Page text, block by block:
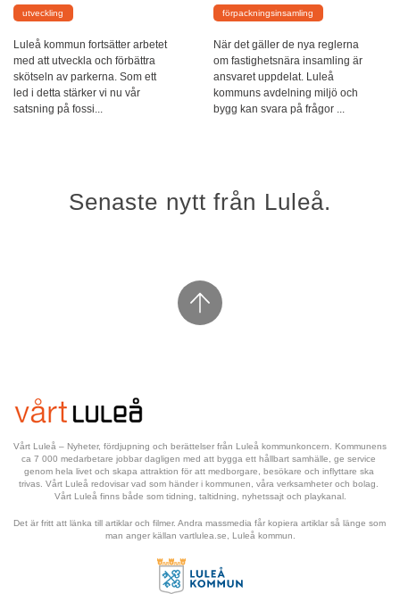
utveckling
Luleå kommun fortsätter arbetet
med att utveckla och förbättra
skötseln av parkerna. Som ett
led i detta stärker vi nu vår
satsning på fossi...
förpackningsinsamling
När det gäller de nya reglerna
om fastighetsnära insamling är
ansvaret uppdelat. Luleå
kommuns avdelning miljö och
bygg kan svara på frågor ...
Senaste nytt från Luleå.
Vårt Luleå – Nyheter, fördjupning och berättelser från Luleå kommunkoncern. Kommunens
ca 7 000 medarbetare jobbar dagligen med att bygga ett hållbart samhälle, ge service
genom hela livet och skapa attraktion för att medborgare, besökare och inflyttare ska
trivas. Vårt Luleå redovisar vad som händer i kommunen, våra verksamheter och bolag.
Vårt Luleå finns både som tidning, taltidning, nyhetssajt och playkanal.
Det är fritt att länka till artiklar och filmer. Andra massmedia får kopiera artiklar så länge som
man anger källan vartlulea.se, Luleå kommun.